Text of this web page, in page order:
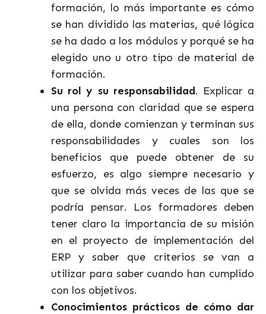
formación, lo más importante es cómo
se han dividido las materias, qué lógica
se ha dado a los módulos y porqué se ha
elegido uno u otro tipo de material de
formación.
Su rol y su responsabilidad. Explicar a
una persona con claridad que se espera
de ella, donde comienzan y terminan sus
responsabilidades y cuales son los
beneficios que puede obtener de su
esfuerzo, es algo siempre necesario y
que se olvida más veces de las que se
podría pensar. Los formadores deben
tener claro la importancia de su misión
en el proyecto de implementación del
ERP y saber que criterios se van a
utilizar para saber cuando han cumplido
con los objetivos.
Conocimientos prácticos de cómo dar